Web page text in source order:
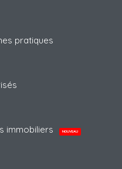
pratiques
immobiliers
NOUVEAU